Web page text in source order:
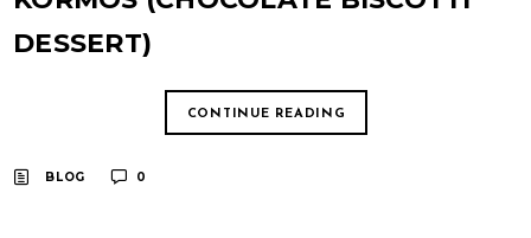
DESSERT)
CONTINUE READING
BLOG 0